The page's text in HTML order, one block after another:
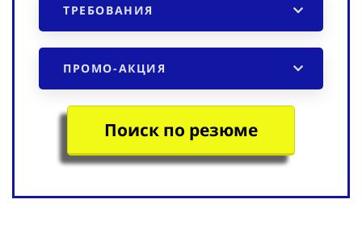
ТРЕБОВАНИЯ
ПРОМО-АКЦИЯ
Поиск по резюме